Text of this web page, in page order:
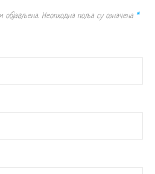
објављена. Неопходна поља су означена *